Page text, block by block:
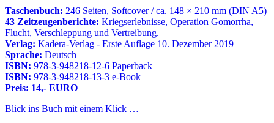
Taschenbuch: 246 Seiten, Softcover / ca. 148 × 210 mm (DIN A5)
43 Zeitzeugenberichte: Kriegserlebnisse, Operation Gomorrha,
Flucht, Verschleppung und Vertreibung.
Verlag: Kadera-Verlag - Erste Auflage 10. Dezember 2019
Sprache: Deutsch
ISBN: 978-3-948218-12-6 Paperback
ISBN: 978-3-948218-13-3 e-Book
Preis: 14,- EURO
Blick ins Buch mit einem Klick …